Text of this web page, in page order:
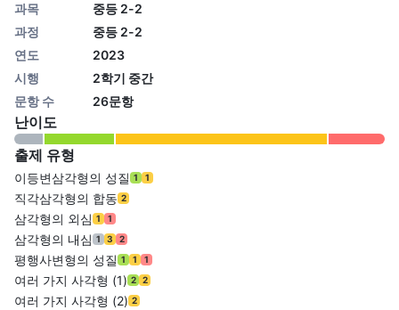
과목
중등 2-2
과정
중등 2-2
연도
2023
시행
2학기 중간
문항 수
26문항
난이도
출제 유형
이등변삼각형의 성질 1 1
직각삼각형의 합동 2
삼각형의 외심 1 1
삼각형의 내심 1 3 2
평행사변형의 성질 1 1 1
여러 가지 사각형 (1) 2 2
여러 가지 사각형 (2) 2